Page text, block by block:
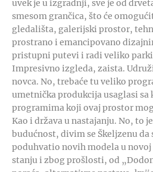
uvek je u izgradnji, sve je od
smesom grančica, što će
gledališta, galerijski prostor,
prostrano i emancipovano
pristupni putevi i radi veliko
Impresivno izgleda, zaista.
novca. No, trebaće tu veliko
umetnička produkcija usaglasi
programima koji ovaj prostor
Kao i država u nastajanju. No, to
budućnost, divim se Škeljzenu da
poduhvatio novih modela u
stanju i zbog prošlosti, od